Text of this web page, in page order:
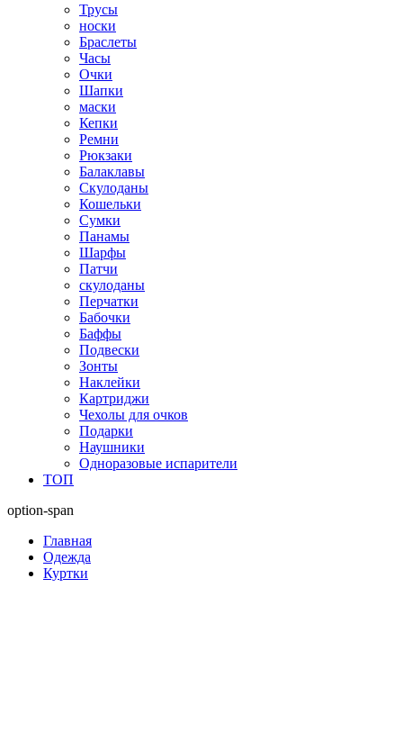
Трусы
носки
Браслеты
Часы
Очки
Шапки
маски
Кепки
Ремни
Рюкзаки
Балаклавы
Скулоданы
Кошельки
Сумки
Панамы
Шарфы
Патчи
скулоданы
Перчатки
Бабочки
Баффы
Подвески
Зонты
Наклейки
Картриджи
Чехолы для очков
Подарки
Наушники
Одноразовые испарители
ТОП
option-span
Главная
Одежда
Куртки